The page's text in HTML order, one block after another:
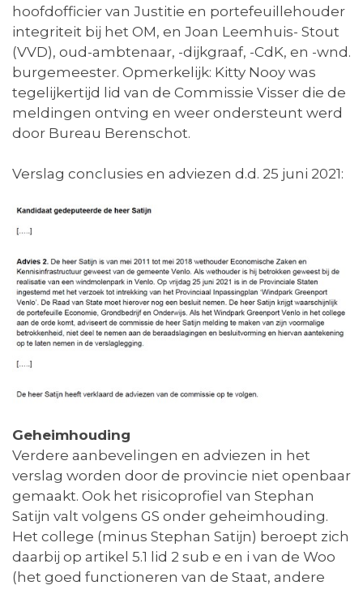
hoofdofficier van Justitie en portefeuillehouder
integriteit bij het OM, en Joan Leemhuis- Stout
(VVD), oud-ambtenaar, -dijkgraaf, -CdK, en -wnd.
burgemeester. Opmerkelijk: Kitty Nooy was
tegelijkertijd lid van de Commissie Visser die de
meldingen ontving en weer ondersteunt werd
door Bureau Berenschot.
Verslag conclusies en adviezen d.d. 25 juni 2021:
Geheimhouding
Verdere aanbevelingen en adviezen in het
verslag worden door de provincie niet openbaar
gemaakt. Ook het risicoprofiel van Stephan
Satijn valt volgens GS onder geheimhouding.
Het college (minus Stephan Satijn) beroept zich
daarbij op artikel 5.1 lid 2 sub e en i van de Woo
(het goed functioneren van de Staat, andere